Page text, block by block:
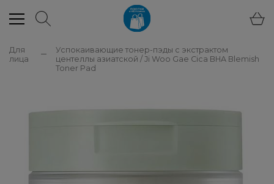
Для
лица
Успокаивающие тонер-пэды с экстрактом
центеллы азиатской / Ji Woo Gae Cica BHA Blemish
Toner Pad